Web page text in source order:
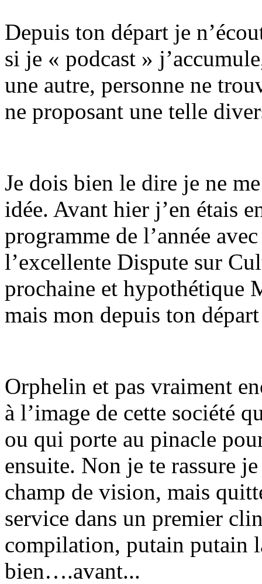
Depuis ton départ je
si je « podcast »
une autre, personne ne
ne proposant une telle
Je dois bien le dire je ne
idée. Avant hier j’en étais
programme de l’année
l’excellente Dispute sur
prochaine et
mais mon depuis ton
Orphelin et pas vraiment
à l’image de cette société
ou qui porte au pinacle
ensuite. Non je te rassure
champ de vision, mais
service dans un premier
compilation, putain putain
bien….avant...